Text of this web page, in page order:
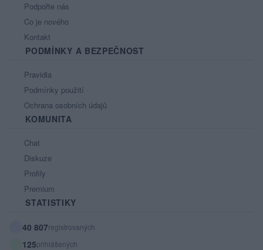
Podpořte nás
Co je nového
Kontakt
PODMÍNKY A BEZPEČNOST
Pravidla
Podmínky použití
Ochrana osobních údajů
KOMUNITA
Chat
Diskuze
Profily
Premium
STATISTIKY
40 807registrovaných
125přihlášených